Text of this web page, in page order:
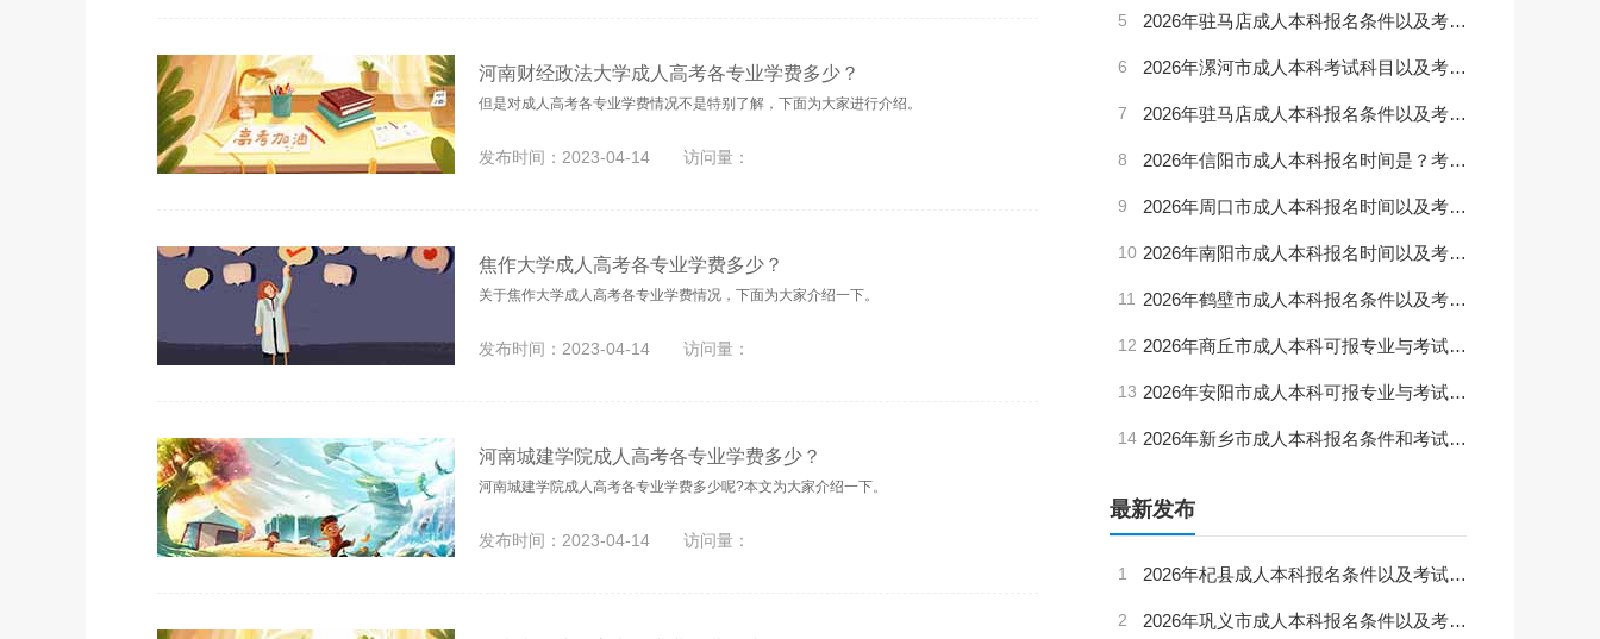
河南财经政法大学成人高考各专业学费多少？
但是对成人高考各专业学费情况不是特别了解，下面为大家进行介绍。
发布时间：2023-04-14 访问量：
焦作大学成人高考各专业学费多少？
关于焦作大学成人高考各专业学费情况，下面为大家介绍一下。
发布时间：2023-04-14 访问量：
河南城建学院成人高考各专业学费多少？
河南城建学院成人高考各专业学费多少呢?本文为大家介绍一下。
发布时间：2023-04-14 访问量：
5 2026年驻马店成人本科报名条件以及考试内容是（最新版）
6 2026年漯河市成人本科考试科目以及考试时间是？（最新版）
7 2026年驻马店成人本科报名条件以及考试科目是？（最新版）
8 2026年信阳市成人本科报名时间是？考试科目是？（更新版）
9 2026年周口市成人本科报名时间以及考试科目是？（最新版）
10 2026年南阳市成人本科报名时间以及考试科目是？（最新版）
11 2026年鹤壁市成人本科报名条件以及考试内容是？（最新版）
12 2026年商丘市成人本科可报专业与考试科目(更新版)
13 2026年安阳市成人本科可报专业与考试科目（最新版）
14 2026年新乡市成人本科报名条件和考试内容是什么（更新版）
最新发布
1 2026年杞县成人本科报名条件以及考试科目是？（最新版）
2 2026年巩义市成人本科报名条件以及考试内容是？（最新版）